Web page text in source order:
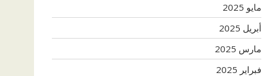
مايو 2025
أبريل 2025
مارس 2025
فبراير 2025